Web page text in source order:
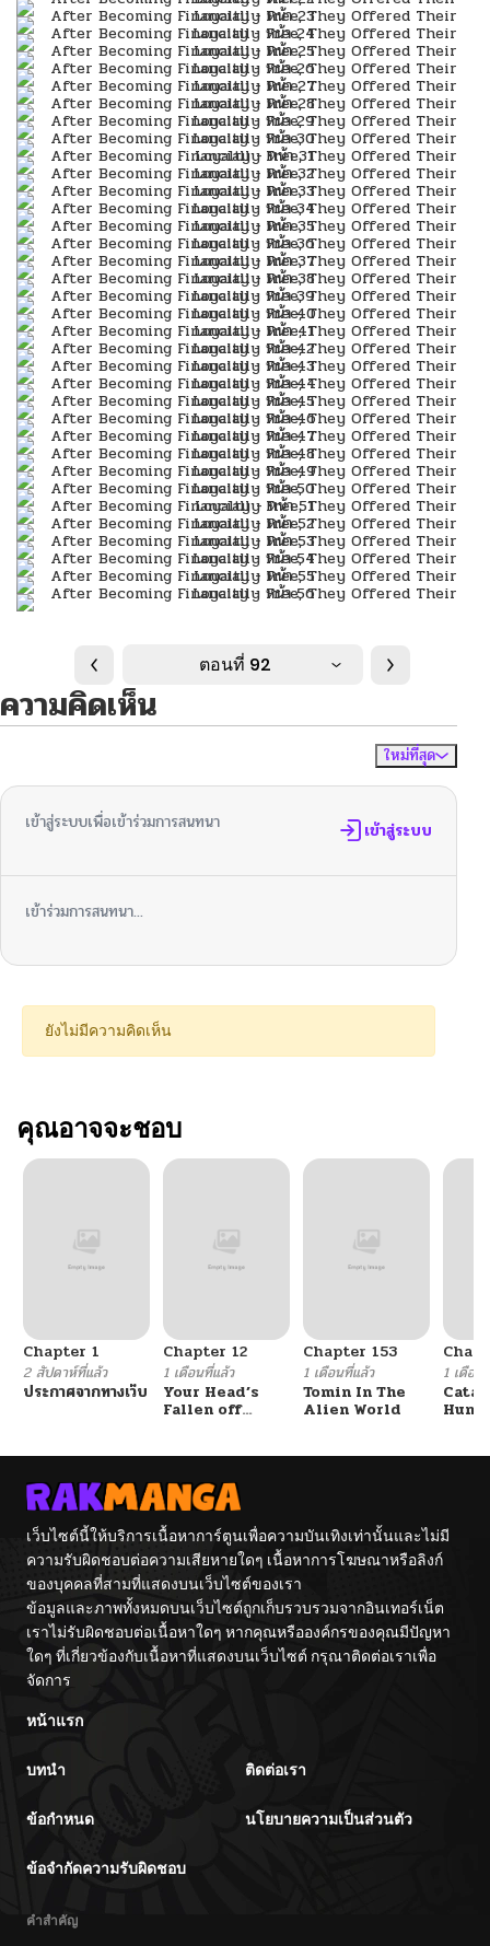
ตอนที่ 92
ความคิดเห็น
ใหม่ที่สุด
เข้าสู่ระบบเพื่อเข้าร่วมการสนทนา เข้าสู่ระบบ
เข้าร่วมการสนทนา...
ยังไม่มีความคิดเห็น
คุณอาจจะชอบ
Chapter 1
2 สัปดาห์ที่แล้ว
ประกาศจากทางเว็บ
Chapter 12
1 เดือนที่แล้ว
Your Head’s
Fallen off
Chapter 153
1 เดือนที่แล้ว
Tomin In The
Alien World
1 เดือน
เว็บไซต์นี้ให้บริการเนื้อหาการ์ตูนเพื่อความบันเทิงเท่านั้นและไม่มี
ความรับผิดชอบต่อความเสียหายใดๆ เนื้อหาการโฆษณาหรือลิงก์
ของบุคคลที่สามที่แสดงบนเว็บไซต์ของเรา
ข้อมูลและภาพทั้งหมดบนเว็บไซต์ถูกเก็บรวบรวมจากอินเทอร์เน็ต
เราไม่รับผิดชอบต่อเนื้อหาใดๆ หากคุณหรือองค์กรของคุณมีปัญหา
ใดๆ ที่เกี่ยวข้องกับเนื้อหาที่แสดงบนเว็บไซต์ กรุณาติดต่อเราเพื่อ
จัดการ
หน้าแรก
บทนำ ติดต่อเรา
ข้อกำหนด นโยบายความเป็นส่วนตัว
ข้อจำกัดความรับผิดชอบ
คำสำคัญ